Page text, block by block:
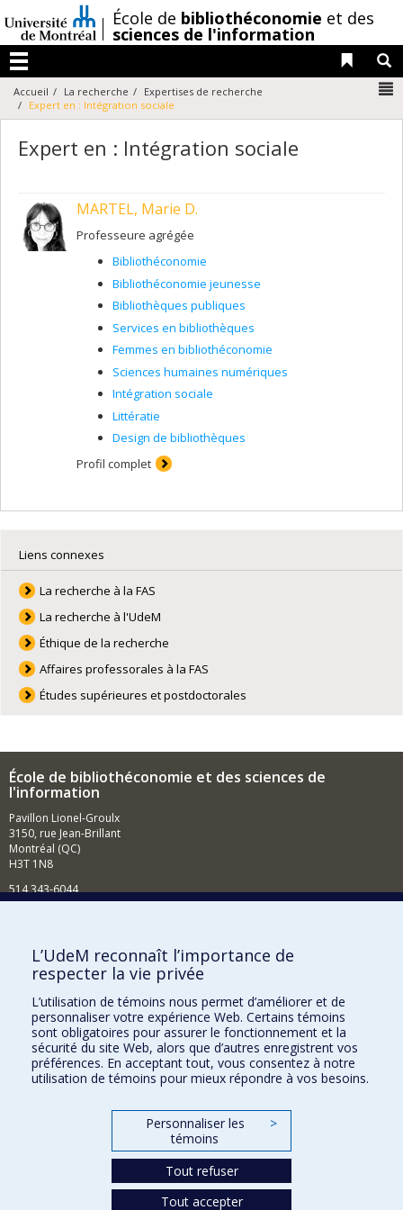
au
contenu
/École de bibliothéconomie et des
sciences de l'information
Menu
Liens
Accueil La recherche
Expertises de recherche
Expert en : Intégration sociale
Expert en : Intégration sociale
MARTEL, Marie D.
Professeure agrégée
Bibliothéconomie
Bibliothéconomie jeunesse
Bibliothèques publiques
Services en bibliothèques
Femmes en bibliothéconomie
Sciences humaines numériques
Intégration sociale
Littératie
Design de bibliothèques
Profil complet
Liens connexes
La recherche à la FAS
La recherche à l'UdeM
Éthique de la recherche
Affaires professorales à la FAS
Études supérieures et postdoctorales
École de bibliothéconomie et des sciences de
l'information
Pavillon Lionel-Groulx
3150, rue Jean-Brillant
Montréal (QC)
H3T 1N8
514 343-6044
Comment soutenir l'École?
BESOIN D'AIDE?
Plan du site
Signaler une erreur
Accessibilité
FACULTÉ DES ARTS ET DES SCIENCES
Nos départements et écoles
L’UdeM reconnaît l’importance de
respecter la vie privée
L’utilisation de témoins nous permet d’améliorer et de
personnaliser votre expérience Web. Certains témoins
sont obligatoires pour assurer le fonctionnement et la
sécurité du site Web, alors que d’autres enregistrent vos
préférences. En acceptant tout, vous consentez à notre
utilisation de témoins pour mieux répondre à vos besoins.
Personnaliser les
témoins
>
Tout refuser
Tout accepter